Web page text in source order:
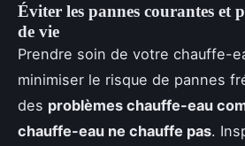
Éviter les pannes courantes et
de vie
Prendre soin de votre chauffe-
minimiser le risque de pannes
des problèmes chauffe-eau
chauffe-eau ne chauffe pas.